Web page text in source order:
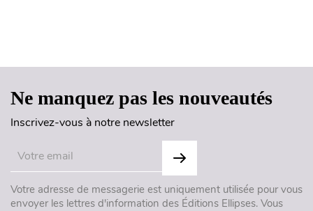
Ne manquez pas les nouveautés
Inscrivez-vous à notre newsletter
Votre adresse de messagerie est uniquement utilisée pour vous
envoyer les lettres d'information des Éditions Ellipses. Vous